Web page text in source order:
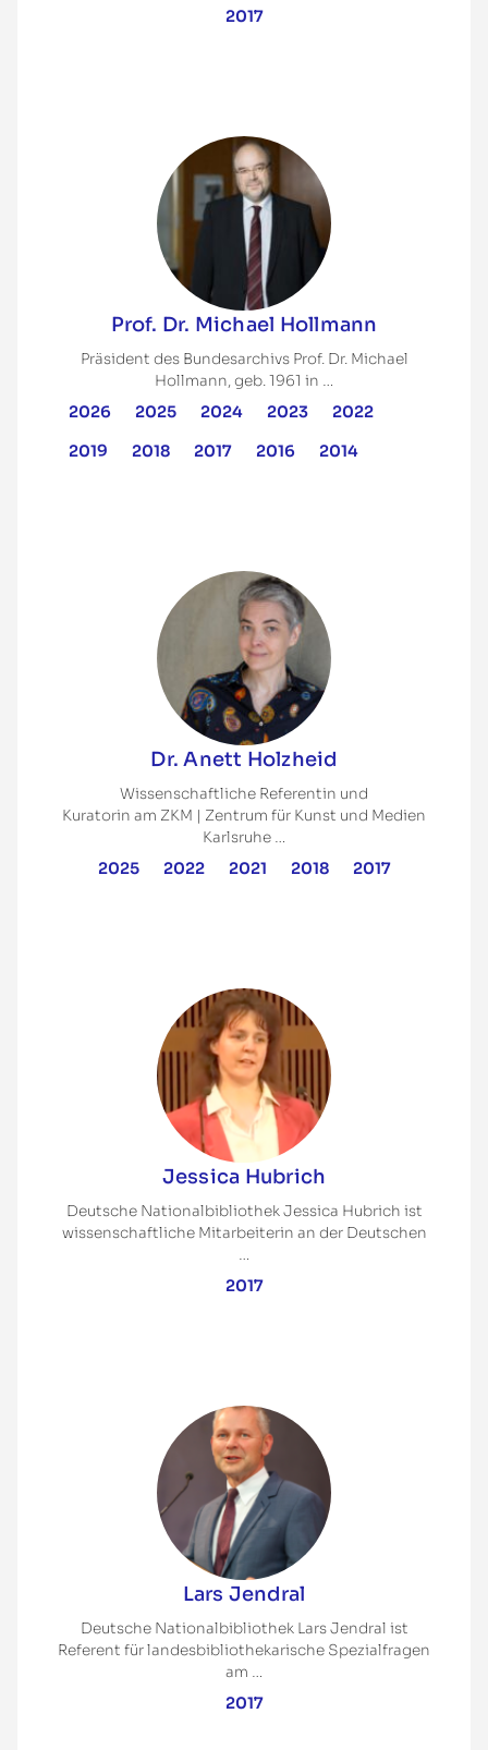
2017
Prof. Dr. Michael Hollmann
Präsident des Bundesarchivs Prof. Dr. Michael
Hollmann, geb. 1961 in …
2026 2025 2024 2023
2022
2019
2018 2017 2016 2014
Dr. Anett Holzheid
Wissenschaftliche Referentin und
Kuratorin am ZKM | Zentrum für Kunst und Medien
Karlsruhe …
2025 2022 2021 2018 2017
Jessica Hubrich
Deutsche Nationalbibliothek Jessica Hubrich ist
wissenschaftliche Mitarbeiterin an der Deutschen
…
2017
Lars Jendral
Deutsche Nationalbibliothek Lars Jendral ist
Referent für landesbibliothekarische Spezialfragen
am …
2017